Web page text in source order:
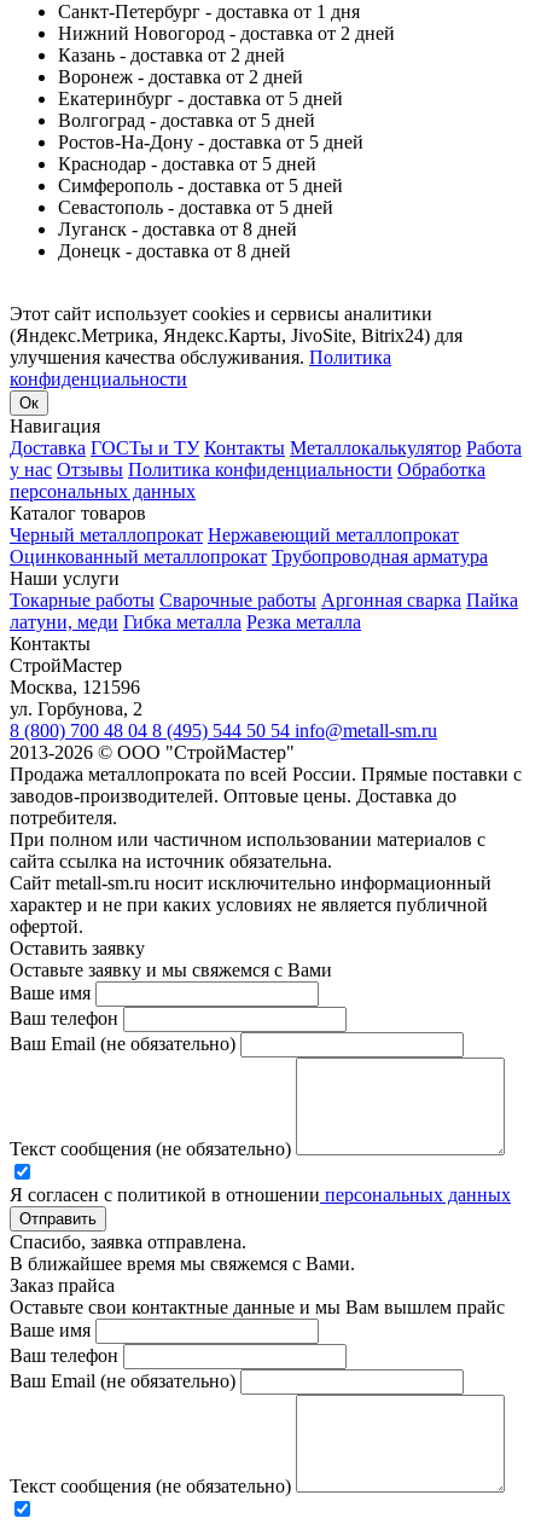
Санкт-Петербург - доставка от 1 дня
Нижний Новогород - доставка от 2 дней
Казань - доставка от 2 дней
Воронеж - доставка от 2 дней
Екатеринбург - доставка от 5 дней
Волгоград - доставка от 5 дней
Ростов-На-Дону - доставка от 5 дней
Краснодар - доставка от 5 дней
Симферополь - доставка от 5 дней
Севастополь - доставка от 5 дней
Луганск - доставка от 8 дней
Донецк - доставка от 8 дней
Этот сайт использует cookies и сервисы аналитики
(Яндекс.Метрика, Яндекс.Карты, JivoSite, Bitrix24) для
улучшения качества обслуживания. Политика
конфиденциальности
Ок
Навигация
Доставка ГОСТы и ТУ Контакты Металлокалькулятор Работа
у нас Отзывы Политика конфиденциальности Обработка
персональных данных
Каталог товаров
Черный металлопрокат Нержавеющий металлопрокат
Оцинкованный металлопрокат Трубопроводная арматура
Наши услуги
Токарные работы Сварочные работы Аргонная сварка Пайка
латуни, меди Гибка металла Резка металла
Контакты
СтройМастер
Москва, 121596
ул. Горбунова, 2
8 (800) 700 48 04 8 (495) 544 50 54 info@metall-sm.ru
2013-2026 © ООО "СтройМастер"
Продажа металлопроката по всей России. Прямые поставки с
заводов-производителей. Оптовые цены. Доставка до
потребителя.
При полном или частичном использовании материалов с
сайта ссылка на источник обязательна.
Сайт metall-sm.ru носит исключительно информационный
характер и не при каких условиях не является публичной
офертой.
Оставить заявку
Оставьте заявку и мы свяжемся с Вами
Ваше имя
Ваш телефон
Ваш Email (не обязательно)
Текст сообщения (не обязательно)
Я согласен с политикой в отношении персональных данных
Отправить
Спасибо, заявка отправлена.
В ближайшее время мы свяжемся с Вами.
Заказ прайса
Оставьте свои контактные данные и мы Вам вышлем прайс
Ваше имя
Ваш телефон
Ваш Email (не обязательно)
Текст сообщения (не обязательно)